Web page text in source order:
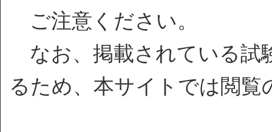
ご注意ください。
なお、掲載されている試
るため、本サイトでは閲